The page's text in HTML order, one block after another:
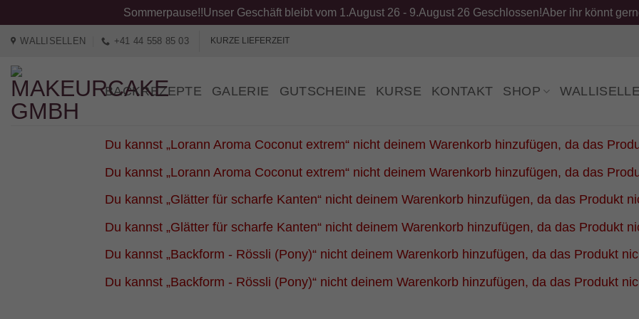
Sommerpause!!Unser Geschäft bleibt vom 1.August 26 - 9.August 26 Geschlossen!Aber ihr könnt
springen
WALLISELLEN +41 44 558 85 03 KURZE LIEFERZEIT
BACKREZEPTE GALERIE GUTSCHEINE KURSE KONTAKT SHOP
Du kannst „Lorann Aroma Coconut extrem“ nicht deinem Warenkorb hinzufügen, da das
Du kannst „Lorann Aroma Coconut extrem“ nicht deinem Warenkorb hinzufügen, da das
Du kannst „Glätter für scharfe Kanten“ nicht deinem Warenkorb hinzufügen, da das Produkt
Du kannst „Glätter für scharfe Kanten“ nicht deinem Warenkorb hinzufügen, da das Produkt
Du kannst „Backform - Rössli (Pony)“ nicht deinem Warenkorb hinzufügen, da das Produkt
Du kannst „Backform - Rössli (Pony)“ nicht deinem Warenkorb hinzufügen, da das Produkt